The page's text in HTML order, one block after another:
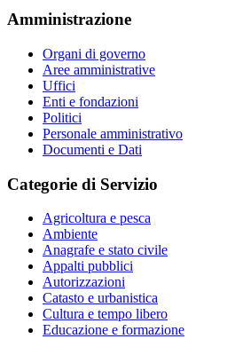
Amministrazione
Organi di governo
Aree amministrative
Uffici
Enti e fondazioni
Politici
Personale amministrativo
Documenti e Dati
Categorie di Servizio
Agricoltura e pesca
Ambiente
Anagrafe e stato civile
Appalti pubblici
Autorizzazioni
Catasto e urbanistica
Cultura e tempo libero
Educazione e formazione